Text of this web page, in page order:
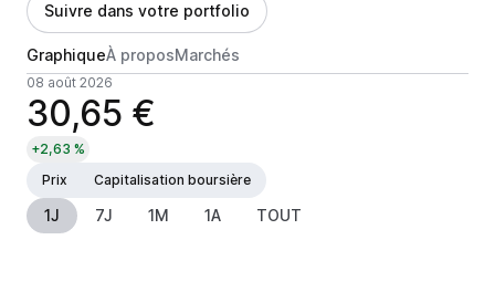
Suivre dans votre portfolio
GraphiqueÀ proposMarchés
08 août 2026
30,65 €
+2,63 %
Prix
Capitalisation boursière
1J 7J 1M 1A TOUT